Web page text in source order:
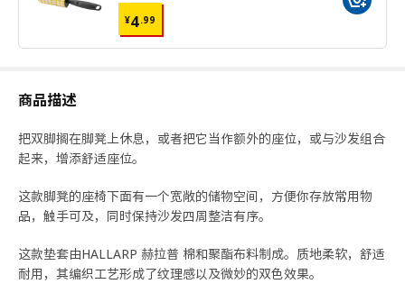
¥4.99
¥ 4.99
商品描述
把双脚搁在脚凳上休息，或者把它当作额外的座位，或与沙发组合
起来，增添舒适座位。
这款脚凳的座椅下面有一个宽敞的储物空间，方便你存放常用物
品，触手可及，同时保持沙发四周整洁有序。
这款垫套由HALLARP 赫拉普 棉和聚酯布料制成。质地柔软，舒适
耐用，其编织工艺形成了纹理感以及微妙的双色效果。